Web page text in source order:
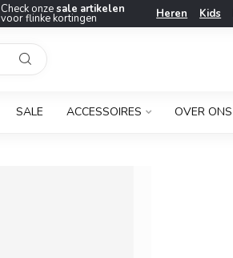
Check onzesale artikelen
voor flinke kortingen Heren Kids
SALE ACCESSOIRES OVER ONS